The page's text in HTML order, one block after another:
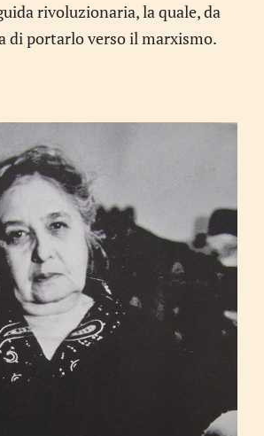
rivoluzionaria, la quale, da
di portarlo verso il marxismo.